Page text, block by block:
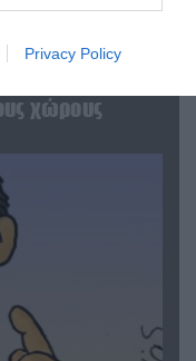
Privacy Policy
στην
χώρους